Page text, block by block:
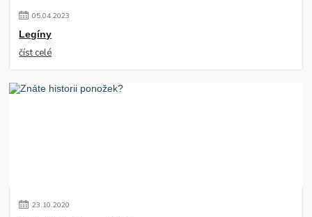
05.04.2023
Legíny
číst celé
23.10.2020